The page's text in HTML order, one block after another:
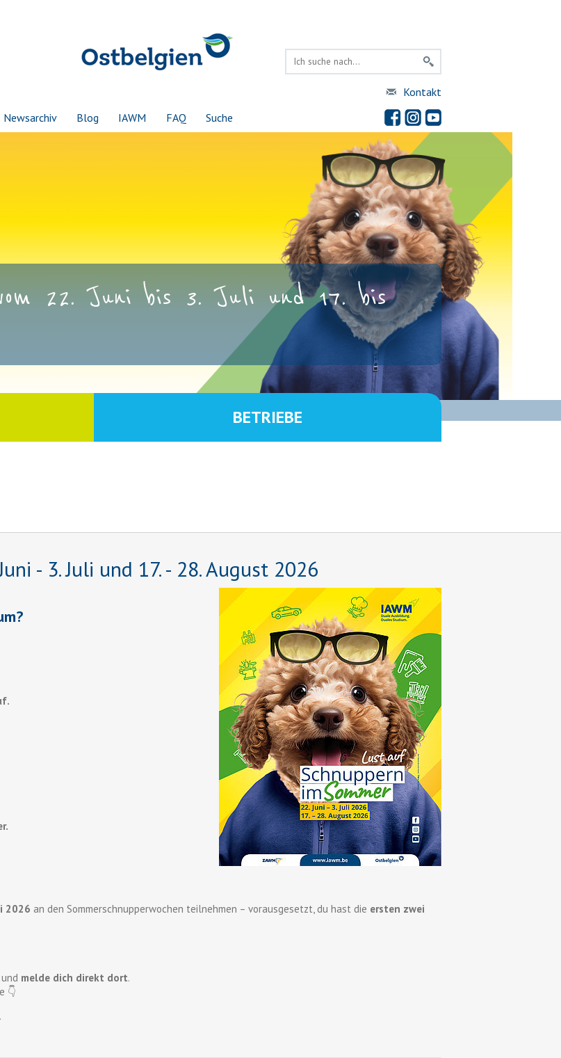
Newsarchiv Blog IAWM FAQ Suche
Kontakt
22. Juni bis 3. Juli und 17. bis
BETRIEBE
- 3. Juli und 17. - 28. August 2026
2026 an den Sommerschnupperwochen teilnehmen – vorausgesetzt, du hast die ersten zwei
melde dich direkt dort.
👇
.